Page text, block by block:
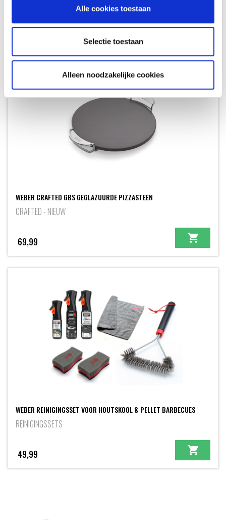
Alle cookies toestaan
Selectie toestaan
Alleen noodzakelijke cookies
BRIKETTENSTARTERS
32,99
Meer informatie
WEBER CRAFTED GBS GEGLAZUURDE PIZZASTEEN
CRAFTED - NIEUW
69,99
WEBER REINIGINGSSET VOOR HOUTSKOOL & PELLET BARBECUES
REINIGINGSSETS
49,99